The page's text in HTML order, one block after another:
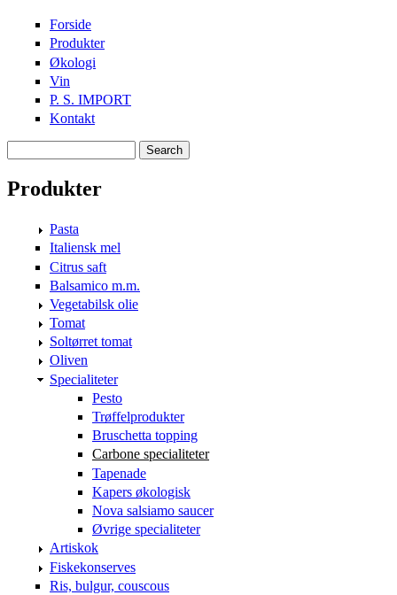
Skip to main content
Forside
Produkter
Økologi
Vin
P. S. IMPORT
Kontakt
Produkter
Pasta
Italiensk mel
Citrus saft
Balsamico m.m.
Vegetabilsk olie
Tomat
Soltørret tomat
Oliven
Specialiteter
Pesto
Trøffelprodukter
Bruschetta topping
Carbone specialiteter
Tapenade
Kapers økologisk
Nova salsiamo saucer
Øvrige specialiteter
Artiskok
Fiskekonserves
Ris, bulgur, couscous